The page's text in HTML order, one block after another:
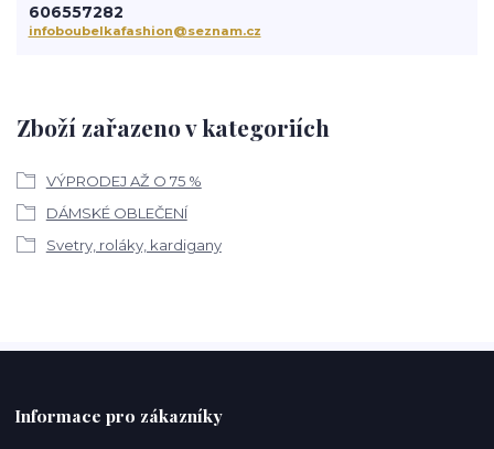
Zboží zařazeno v kategoriích
VÝPRODEJ AŽ O 75 %
DÁMSKÉ OBLEČENÍ
Svetry, roláky, kardigany
606557282
infoboubelkafashion@seznam.cz
Informace pro zákazníky